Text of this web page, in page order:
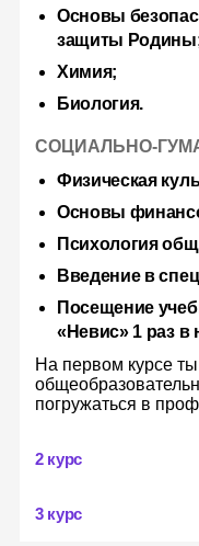
Основы
защиты
Химия;
Биология.
СОЦИАЛЬНО-
Физическая
Основы
Психология
Введение в
Посещение
«Невис» 1 раз в
На первом курсе
погружаться в
2 курс
3 курс
Какие еще
профессии
На специальности